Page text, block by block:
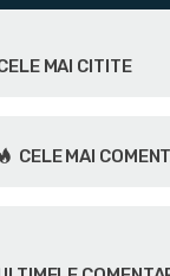
MAI CITITE
CELE MAI